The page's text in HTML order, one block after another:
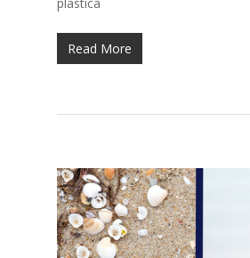
Read More